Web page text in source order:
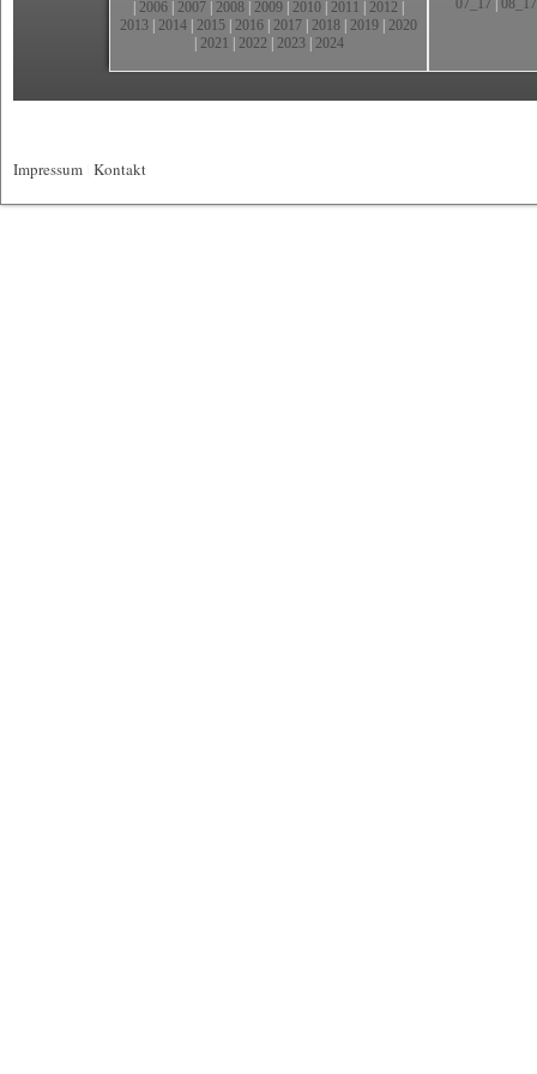
2006 2007 2008 2009 2010 2011 2012
2013 2014 2015 2016 2017 2018 2019 2020
2021 2022 2023| 2024
07_17 08_17
Impressum Kontakt